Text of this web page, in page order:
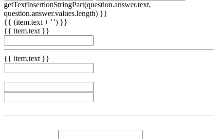
getTextInsertionStringPart(question.answer.text,
question.answer.values.length) }}
{{ (item.text + ' ') }}
{{ item.text }}
{{ item.text }}